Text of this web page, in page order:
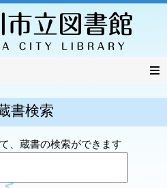
書検索
、蔵書の検索ができます